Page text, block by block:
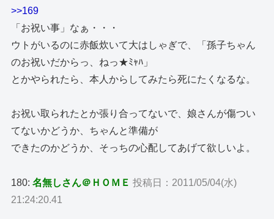
>>169
「お祝い事」なぁ・・・
ウトがいるのに赤飯炊いて大はしゃぎで、「孫子ちゃん
のお祝いだからっ、ねっ★ﾐｬﾊ」
とかやられたら、本人からしてみたら死にたくなるな。
お祝い取られたとか張り合ってないで、娘さんが傷つい
てないかどうか、ちゃんと準備が
できたのかどうか、そっちの心配してあげて欲しいよ。
180:名無しさん＠ＨＯＭＥ 投稿日：2011/05/04(水)
21:24:20.41